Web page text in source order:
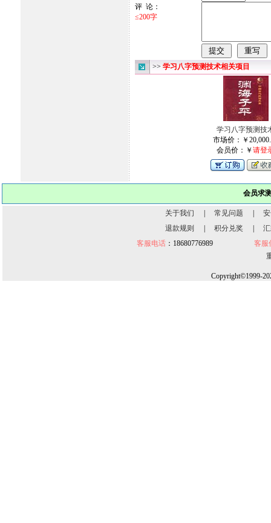
评 论：
≤200字
>> 学习八字预测技术相关项目
学习八字预测技
市场价：￥
会员价：￥请登
会员求
关于我们 常见问题
退款规则
积分兑奖
客服电话 ：18680776989
客服
Copyright©1999-